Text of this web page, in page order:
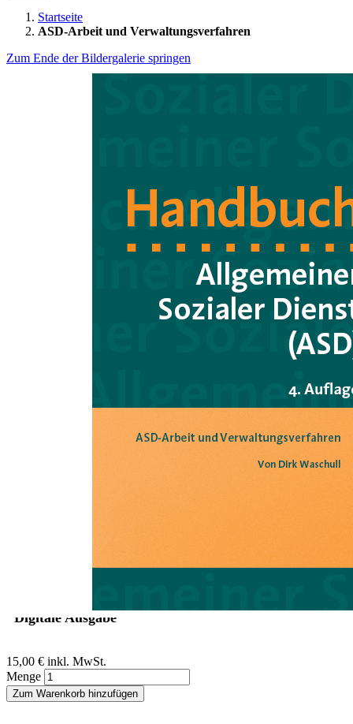
Startseite
ASD-Arbeit und Verwaltungsverfahren
Zum Ende der Bildergalerie springen
Dirk Waschull
ASD-Arbeit und
Verwaltungsverfahren
Ein Beitrag aus dem Handbuch Allgemeiner Sozialer (ASD) Dienst,
Digitale Ausgabe
15,00 € inkl. MwSt.
Menge
Zum Warenkorb hinzufügen